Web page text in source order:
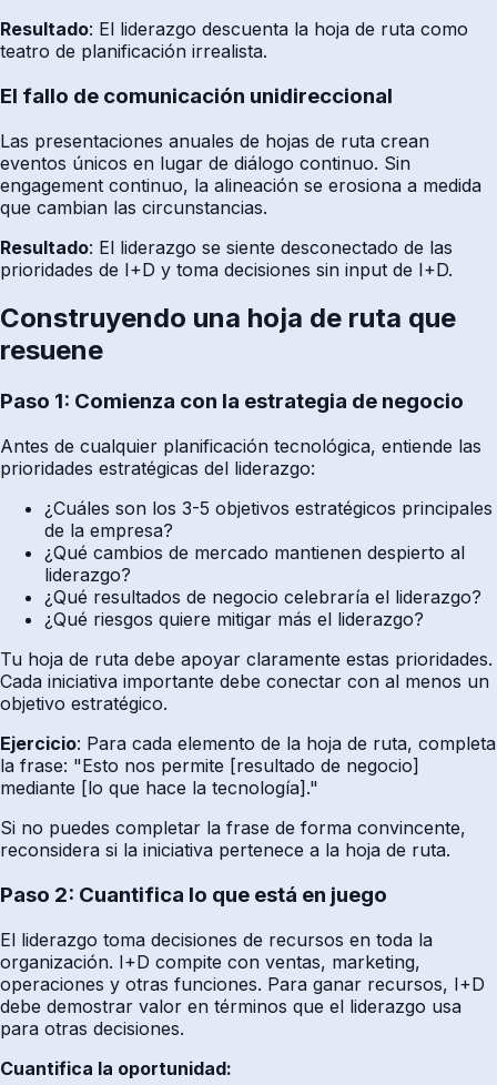
Resultado: El liderazgo descuenta la hoja de ruta como
teatro de planificación irrealista.
El fallo de comunicación unidireccional
Las presentaciones anuales de hojas de ruta crean
eventos únicos en lugar de diálogo continuo. Sin
engagement continuo, la alineación se erosiona a medida
que cambian las circunstancias.
Resultado: El liderazgo se siente desconectado de las
prioridades de I+D y toma decisiones sin input de I+D.
Construyendo una hoja de ruta que
resuene
Paso 1: Comienza con la estrategia de negocio
Antes de cualquier planificación tecnológica, entiende las
prioridades estratégicas del liderazgo:
¿Cuáles son los 3-5 objetivos estratégicos principales
de la empresa?
¿Qué cambios de mercado mantienen despierto al
liderazgo?
¿Qué resultados de negocio celebraría el liderazgo?
¿Qué riesgos quiere mitigar más el liderazgo?
Tu hoja de ruta debe apoyar claramente estas prioridades.
Cada iniciativa importante debe conectar con al menos un
objetivo estratégico.
Ejercicio: Para cada elemento de la hoja de ruta, completa
la frase: "Esto nos permite [resultado de negocio]
mediante [lo que hace la tecnología]."
Si no puedes completar la frase de forma convincente,
reconsidera si la iniciativa pertenece a la hoja de ruta.
Paso 2: Cuantifica lo que está en juego
El liderazgo toma decisiones de recursos en toda la
organización. I+D compite con ventas, marketing,
operaciones y otras funciones. Para ganar recursos, I+D
debe demostrar valor en términos que el liderazgo usa
para otras decisiones.
Cuantifica la oportunidad: